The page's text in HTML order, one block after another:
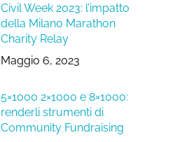
Civil Week 2023: l’impatto
della Milano Marathon
Charity Relay
Maggio 6, 2023
5×1000 2×1000 e 8×1000:
renderli strumenti di
Community Fundraising